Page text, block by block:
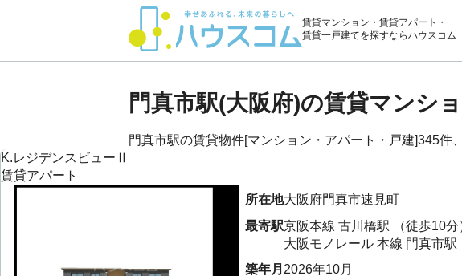
賃貸マンション・賃貸アパート・
賃貸一戸建てを探すならハウスコム
門真市駅(大阪府)の賃貸マンシ
門真市駅の賃貸物件[マンション・アパート・戸建]345件
K.レジデンスビューⅡ
賃貸アパート
所在地大阪府門真市速見町
最寄駅京阪本線 古川橋駅
（徒歩10分
大阪モノレール 本線 門真市駅
築年月 2026年10月